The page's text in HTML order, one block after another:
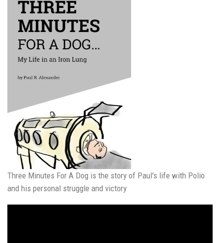
Three Minutes For A Dog is the story of Paul's life with Polio
and his personal struggle and victory